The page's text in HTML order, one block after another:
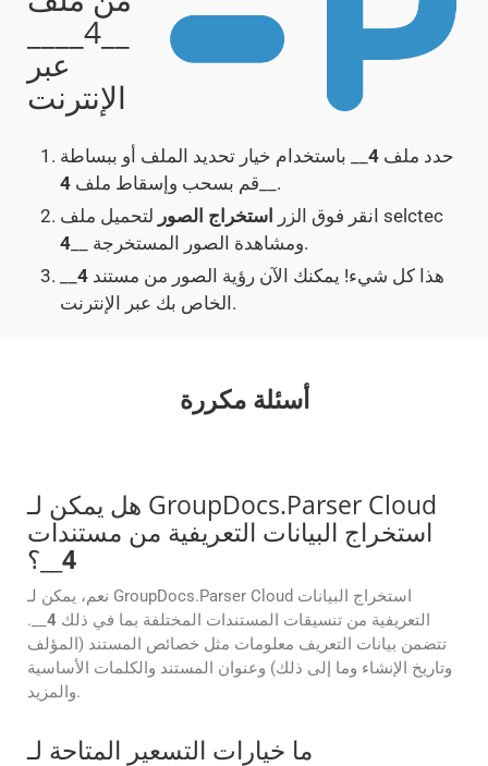
عبر
الإنترنت
حدد ملف 4 __ باستخدام خيار تحديد الملف أو ببساطة
قم بسحب وإسقاط ملف 4
__.
انقر فوق الزر
استخراج الصور
لتحميل ملف selctec
4
__ ومشاهدة الصور المستخرجة.
هذا كل شيء! يمكنك الآن رؤية الصور من مستند 4
الخاص بك عبر الإنترنت.
أسئلة مكررة
هل يمكن لـ GroupDocs.Parser Cloud
استخراج البيانات التعريفية من مستندات
4 __؟
نعم، يمكن لـ GroupDocs.Parser Cloud استخراج البيانات
التعريفية من تنسيقات المستندات المختلفة بما في ذلك 4
__.
تتضمن بيانات التعريف معلومات مثل خصائص المستند (المؤلف
وتاريخ الإنشاء وما إلى ذلك) وعنوان المستند والكلمات الأساسية
والمزيد.
ما خيارات التسعير المتاحة لـ